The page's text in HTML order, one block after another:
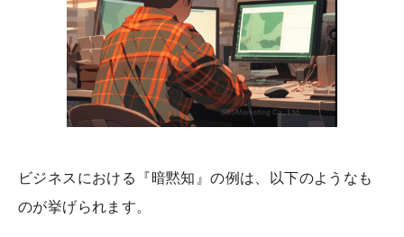
ビジネスにおける『暗黙知』の例は、以下のようなも
のが挙げられます。